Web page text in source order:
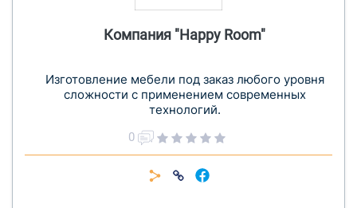
Компания "Happy Room"
Изготовление мебели под заказ любого уровня
сложности с применением современных
технологий.
0